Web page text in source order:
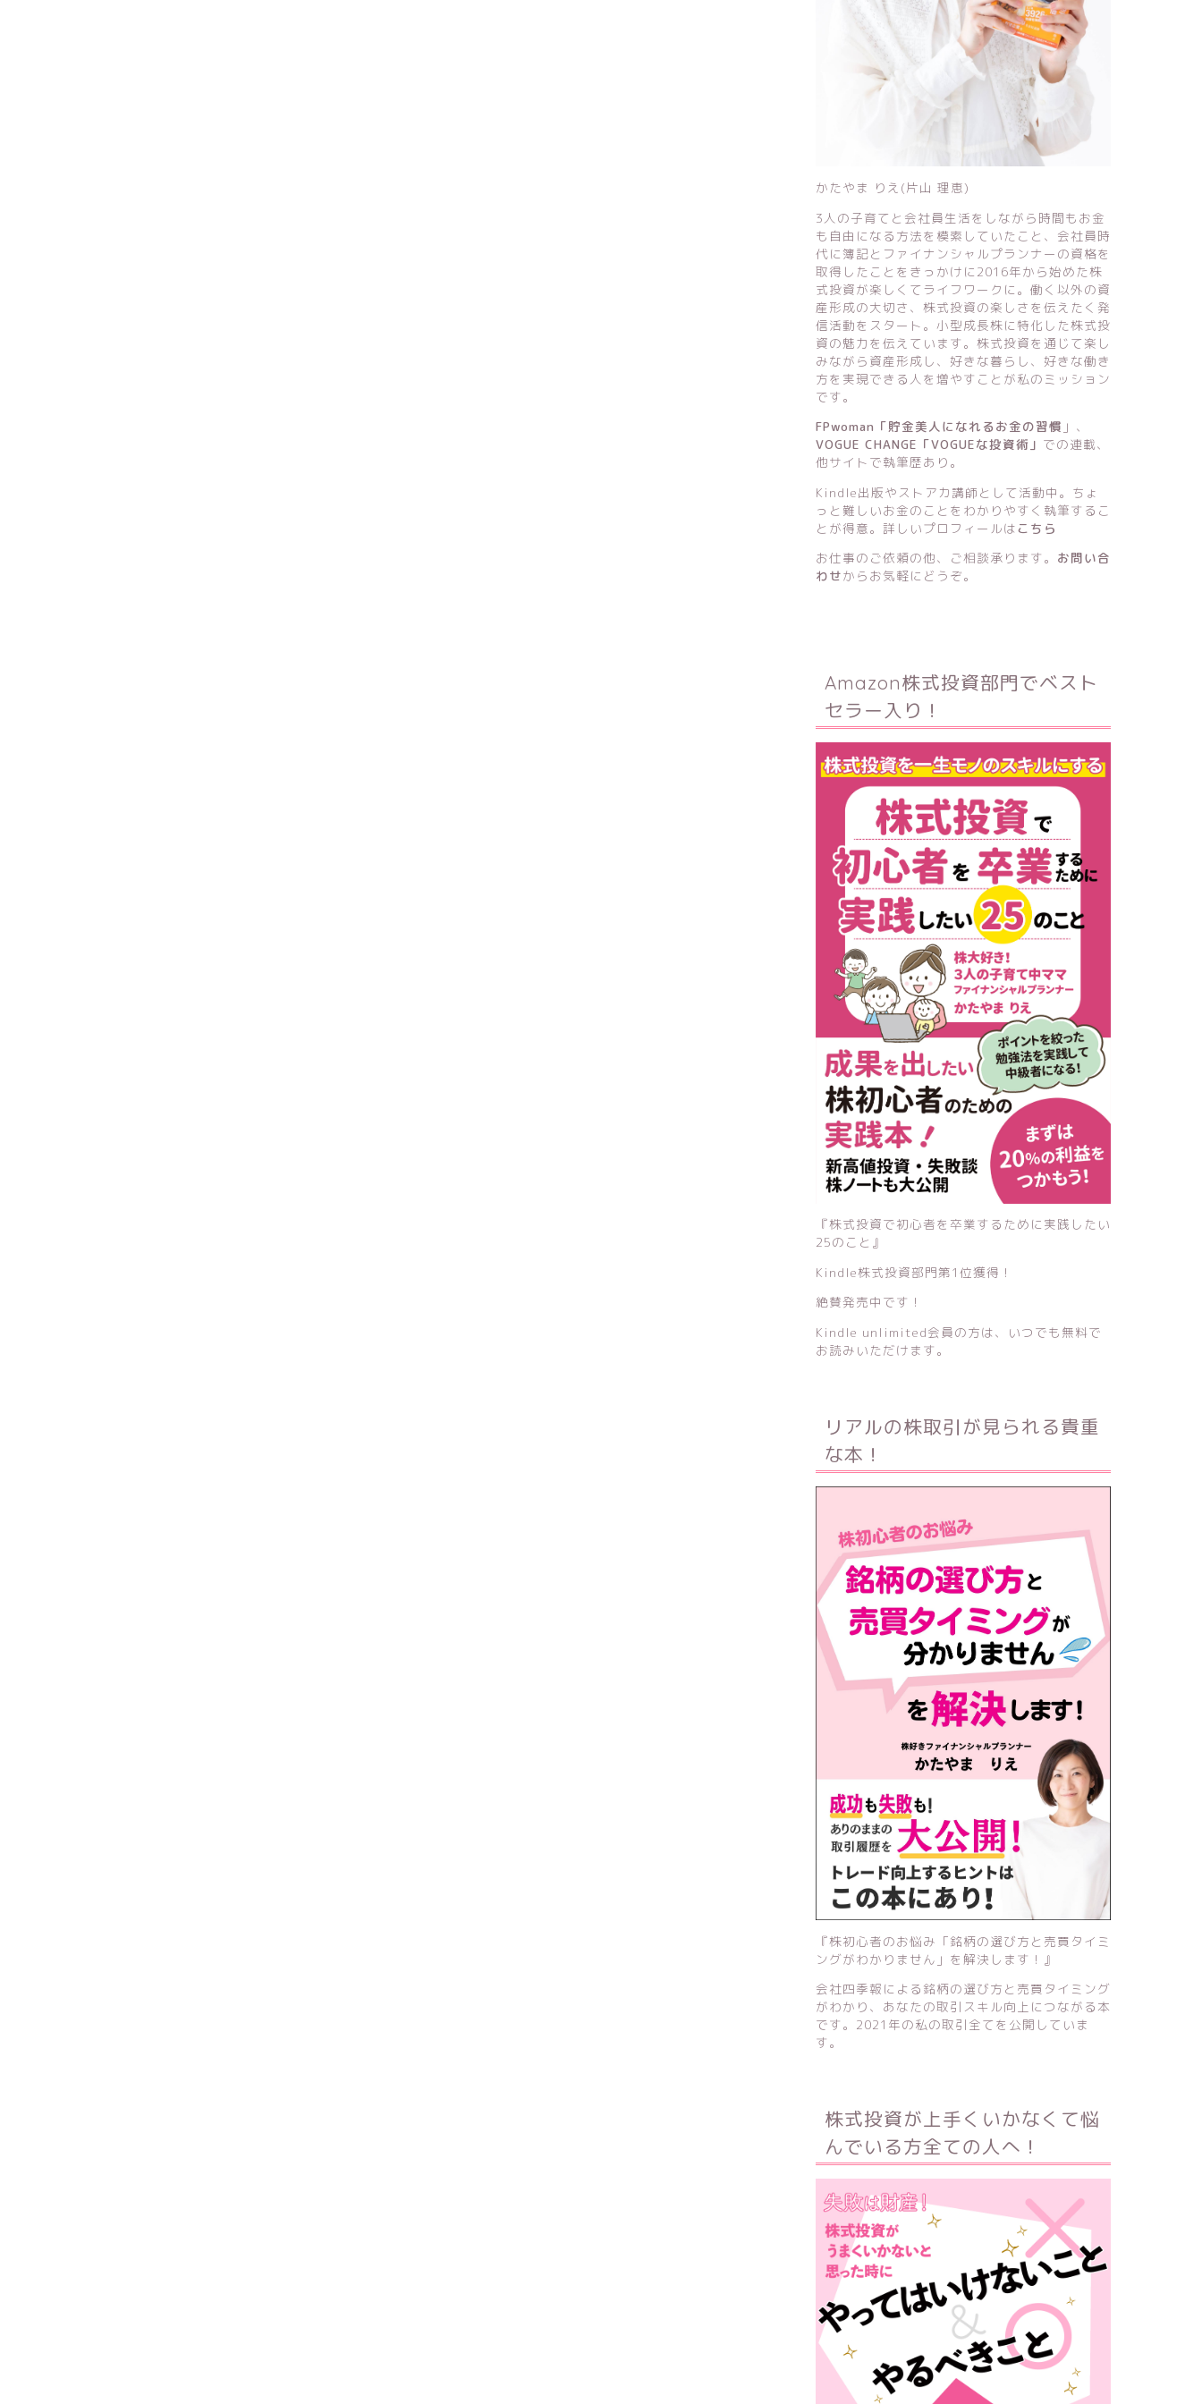
かたやま りえ(片山 理恵)
3人の子育てと会社員生活をしながら時間もお金
も自由になる方法を模索していたこと、会社員時
代に簿記とファイナンシャルプランナーの資格を
取得したことをきっかけに2016年から始めた株
式投資が楽しくてライフワークに。働く以外の資
産形成の大切さ、株式投資の楽しさを伝えたく発
信活動をスタート。小型成長株に特化した株式投
資の魅力を伝えています。株式投資を通じて楽し
みながら資産形成し、好きな暮らし、好きな働き
方を実現できる人を増やすことが私のミッション
です。
FPwoman「貯金美人になれるお金の習慣 」 、
VOGUE CHANGE「VOGUEな投資術」 での連載、
他サイトで執筆歴あり。
Kindle出版や ストアカ講師 として活動中。ちょ
っと難しいお金のことをわかりやすく執筆するこ
とが得意。詳しいプロフィールはこちら
お仕事のご依頼の他、ご相談承ります。 お問い合
わせからお気軽にどうぞ。
Amazon株式投資部門でベスト
セラー入り！
『株式投資で初心者を卒業するために実践したい
25のこと』
Kindle株式投資部門第1位獲得！
絶賛発売中です！
Kindle unlimited会員の方は、いつでも無料で
お読みいただけます。
リアルの株取引が見られる貴重
な本！
『株初心者のお悩み「銘柄の選び方と売買タイミ
ングがわかりません」を解決します！』
会社四季報による銘柄の選び方と売買タイミング
がわかり、あなたの取引スキル向上につながる本
です。2021年の私の取引全てを公開していま
す。
株式投資が上手くいかなくて悩
んでいる方全ての人へ！